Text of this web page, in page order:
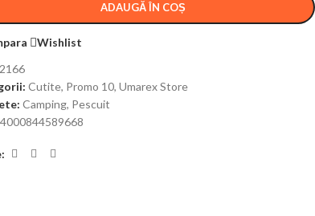
ADAUGĂ ÎN COȘ
Wishlist
2166
Cutite, Promo 10, Umarex Store
Camping, Pescuit
4000844589668